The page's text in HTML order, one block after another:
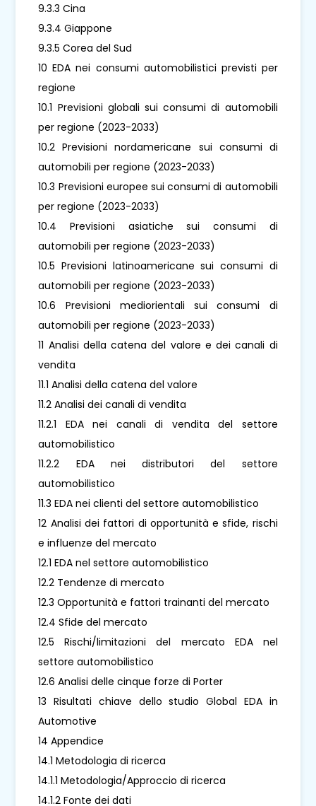
9.3.3 Cina
9.3.4 Giappone
9.3.5 Corea del Sud
10 EDA nei consumi automobilistici previsti per
regione
10.1 Previsioni globali sui consumi di automobili
per regione (2023-2033)
10.2 Previsioni nordamericane sui consumi di
automobili per regione (2023-2033)
10.3 Previsioni europee sui consumi di automobili
per regione (2023-2033)
10.4 Previsioni asiatiche sui consumi di
automobili per regione (2023-2033)
10.5 Previsioni latinoamericane sui consumi di
automobili per regione (2023-2033)
10.6 Previsioni mediorientali sui consumi di
automobili per regione (2023-2033)
11 Analisi della catena del valore e dei canali di
vendita
11.1 Analisi della catena del valore
11.2 Analisi dei canali di vendita
11.2.1 EDA nei canali di vendita del settore
automobilistico
11.2.2 EDA nei distributori del settore
automobilistico
11.3 EDA nei clienti del settore automobilistico
12 Analisi dei fattori di opportunità e sfide, rischi
e influenze del mercato
12.1 EDA nel settore automobilistico
12.2 Tendenze di mercato
12.3 Opportunità e fattori trainanti del mercato
12.4 Sfide del mercato
12.5 Rischi/limitazioni del mercato EDA nel
settore automobilistico
12.6 Analisi delle cinque forze di Porter
13 Risultati chiave dello studio Global EDA in
Automotive
14 Appendice
14.1 Metodologia di ricerca
14.1.1 Metodologia/Approccio di ricerca
14.1.2 Fonte dei dati